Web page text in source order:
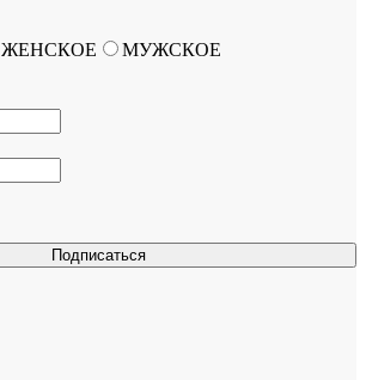
Подписаться
ЖЕНСКОЕ МУЖСКОЕ